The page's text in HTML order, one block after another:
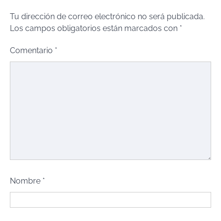
Tu dirección de correo electrónico no será publicada.
Los campos obligatorios están marcados con *
Comentario *
Nombre *